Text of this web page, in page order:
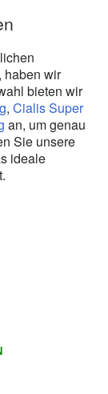
haben wir
bieten wir
, Cialis Super
an, um genau
Sie unsere
ideale